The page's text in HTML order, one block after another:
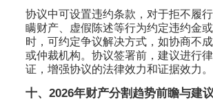
协议中可设置违约条款，对于拒不履
瞒财产、虚假陈述等行为约定违约金
时，可约定争议解决方式，如协商不
或仲裁机构。协议签署前，建议进行
证，增强协议的法律效力和证据效力。
十、2026年财产分割趋势前瞻与建议